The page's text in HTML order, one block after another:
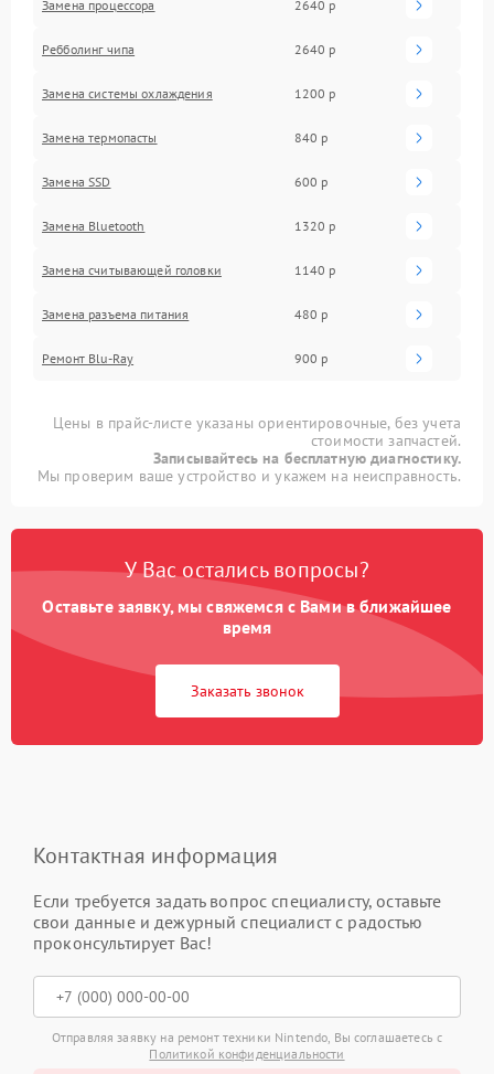
Замена процессора 2640 р
Ребболинг чипа 2640 р
Замена системы охлаждения 1200 р
Замена термопасты 840 р
Замена SSD 600 р
Замена Bluetooth 1320 р
Замена считывающей головки 1140 р
Замена разъема питания 480 р
Ремонт Blu-Ray 900 р
Цены в прайс-листе указаны ориентировочные, без учета
стоимости запчастей.
Записывайтесь на бесплатную диагностику.
Мы проверим ваше устройство и укажем на неисправность.
У Вас остались вопросы?
Оставьте заявку, мы свяжемся с Вами в ближайшее
время
Заказать звонок
Контактная информация
Если требуется задать вопрос специалисту, оставьте
свои данные и дежурный специалист с радостью
проконсультирует Вас!
Отправляя заявку на ремонт техники Nintendo, Вы соглашаетесь с
Политикой конфиденциальности